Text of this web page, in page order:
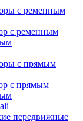
с ременным
с ременным
с прямым
с прямым
передвижные